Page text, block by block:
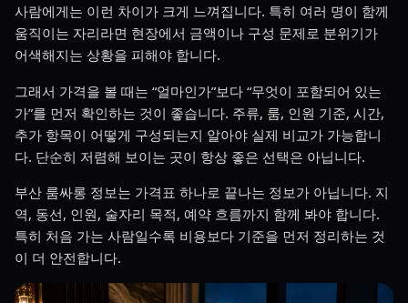
사람에게는 이런 차이가 크게 느껴집니다. 특히 여러 명이 함께
움직이는 자리라면 현장에서 금액이나 구성 문제로 분위기가
어색해지는 상황을 피해야 합니다.
그래서 가격을 볼 때는 “얼마인가”보다 “무엇이 포함되어 있는
가”를 먼저 확인하는 것이 좋습니다. 주류, 룸, 인원 기준, 시간,
추가 항목이 어떻게 구성되는지 알아야 실제 비교가 가능합니
다. 단순히 저렴해 보이는 곳이 항상 좋은 선택은 아닙니다.
부산 룸싸롱 정보는 가격표 하나로 끝나는 정보가 아닙니다. 지
역, 동선, 인원, 술자리 목적, 예약 흐름까지 함께 봐야 합니다.
특히 처음 가는 사람일수록 비용보다 기준을 먼저 정리하는 것
이 더 안전합니다.